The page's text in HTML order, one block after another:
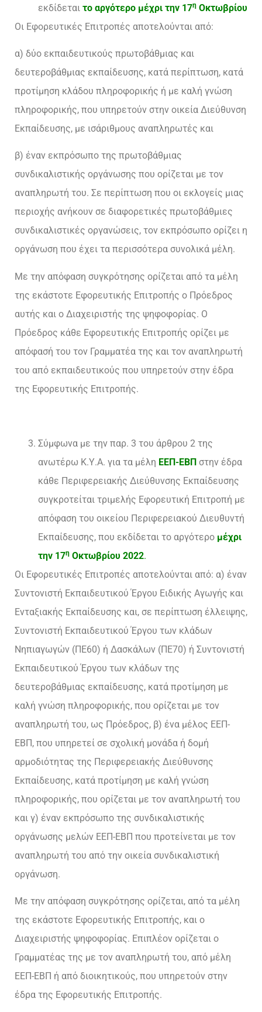
εκδίδεται το αργότερο μέχρι την 17η Οκτωβρίου
Οι Εφορευτικές Επιτροπές αποτελούνται από:
α) δύο εκπαιδευτικούς πρωτοβάθμιας και
δευτεροβάθμιας εκπαίδευσης, κατά περίπτωση, κατά
προτίμηση κλάδου πληροφορικής ή με καλή γνώση
πληροφορικής, που υπηρετούν στην οικεία Διεύθυνση
Εκπαίδευσης, με ισάριθμους αναπληρωτές και
β) έναν εκπρόσωπο της πρωτοβάθμιας
συνδικαλιστικής οργάνωσης που ορίζεται με τον
αναπληρωτή του. Σε περίπτωση που οι εκλογείς μιας
περιοχής ανήκουν σε διαφορετικές πρωτοβάθμιες
συνδικαλιστικές οργανώσεις, τον εκπρόσωπο ορίζει η
οργάνωση που έχει τα περισσότερα συνολικά μέλη.
Με την απόφαση συγκρότησης ορίζεται από τα μέλη
της εκάστοτε Εφορευτικής Επιτροπής ο Πρόεδρος
αυτής και ο Διαχειριστής της ψηφοφορίας. Ο
Πρόεδρος κάθε Εφορευτικής Επιτροπής ορίζει με
απόφασή του τον Γραμματέα της και τον αναπληρωτή
του από εκπαιδευτικούς που υπηρετούν στην έδρα
της Εφορευτικής Επιτροπής.
Σύμφωνα με την παρ. 3 του άρθρου 2 της
ανωτέρω Κ.Υ.Α. για τα μέλη ΕΕΠ-ΕΒΠ στην έδρα
κάθε Περιφερειακής Διεύθυνσης Εκπαίδευσης
συγκροτείται τριμελής Εφορευτική Επιτροπή με
απόφαση του οικείου Περιφερειακού Διευθυντή
Εκπαίδευσης, που εκδίδεται το αργότερο μέχρι
την 17η Οκτωβρίου 2022.
Οι Εφορευτικές Επιτροπές αποτελούνται από: α) έναν
Συντονιστή Εκπαιδευτικού Έργου Ειδικής Αγωγής και
Ενταξιακής Εκπαίδευσης και, σε περίπτωση έλλειψης,
Συντονιστή Εκπαιδευτικού Έργου των κλάδων
Νηπιαγωγών (ΠΕ60) ή Δασκάλων (ΠΕ70) ή Συντονιστή
Εκπαιδευτικού Έργου των κλάδων της
δευτεροβάθμιας εκπαίδευσης, κατά προτίμηση με
καλή γνώση πληροφορικής, που ορίζεται με τον
αναπληρωτή του, ως Πρόεδρος, β) ένα μέλος ΕΕΠ-
ΕΒΠ, που υπηρετεί σε σχολική μονάδα ή δομή
αρμοδιότητας της Περιφερειακής Διεύθυνσης
Εκπαίδευσης, κατά προτίμηση με καλή γνώση
πληροφορικής, που ορίζεται με τον αναπληρωτή του
και γ) έναν εκπρόσωπο της συνδικαλιστικής
οργάνωσης μελών ΕΕΠ-ΕΒΠ που προτείνεται με τον
αναπληρωτή του από την οικεία συνδικαλιστική
οργάνωση.
Με την απόφαση συγκρότησης ορίζεται, από τα μέλη
της εκάστοτε Εφορευτικής Επιτροπής, και ο
Διαχειριστής ψηφοφορίας. Επιπλέον ορίζεται ο
Γραμματέας της με τον αναπληρωτή του, από μέλη
ΕΕΠ-ΕΒΠ ή από διοικητικούς, που υπηρετούν στην
έδρα της Εφορευτικής Επιτροπής.